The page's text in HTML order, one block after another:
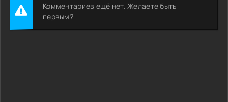
Комментариев ещё нет. Желаете быть
первым?